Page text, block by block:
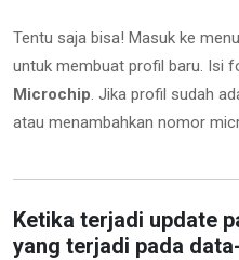
Tentu saja bisa! Masuk ke menu
untuk membuat profil baru. Isi
Microchip. Jika profil sudah
atau menambahkan nomor
Ketika terjadi update
yang terjadi pada